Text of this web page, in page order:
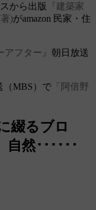
から出版
『建築家
)がamazon 民家・住
アフター』 朝日放送
（MBS）で 「阿倍野
綴るブロ
然･･････